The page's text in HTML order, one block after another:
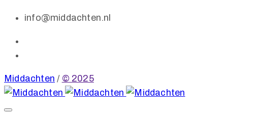
info@middachten.nl
Middachten / © 2025